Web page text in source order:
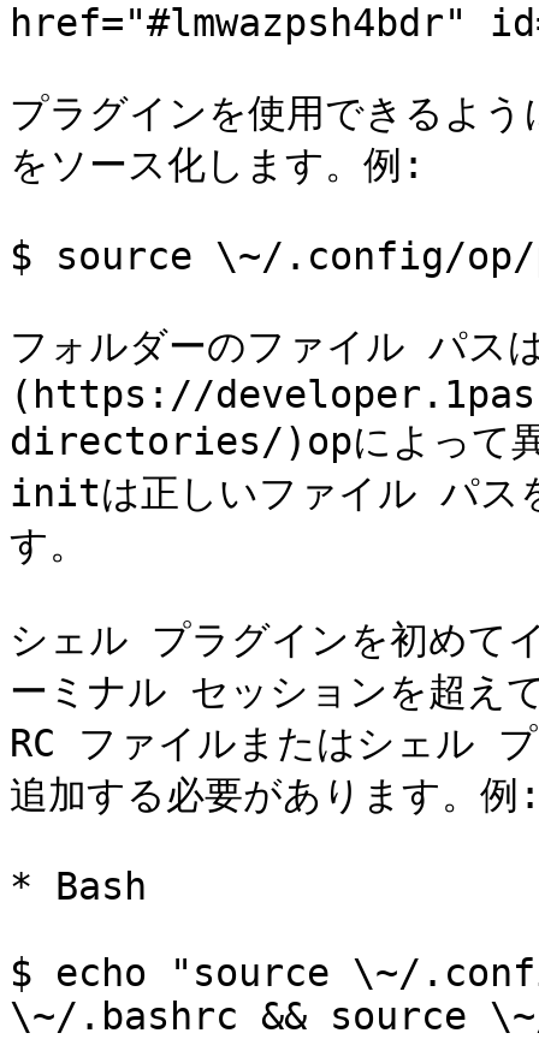
href="#lmwazpsh4bdr"
プラグインを使用できるよ
をソース化します。例:
$ source \~/.config/
フォルダーのファイル パス
(https://
directories/)opによって
initは正しいファイル パス
す。
シェル プラグインを初めて
ーミナル セッションを超え
RC ファイルまたはシェル
追加する必要があります。例
* Bash
$ echo "source \~/
\~/.bashrc && source